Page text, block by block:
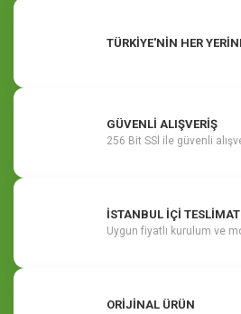
TÜRKİYE'NİN HER
GÜVENLİ ALIŞVERİŞ
256 Bit SSl ile güvenli
İSTANBUL İÇİ TESLİMAT
Uygun fiyatlı kurulum ve
ORİJİNAL ÜRÜN